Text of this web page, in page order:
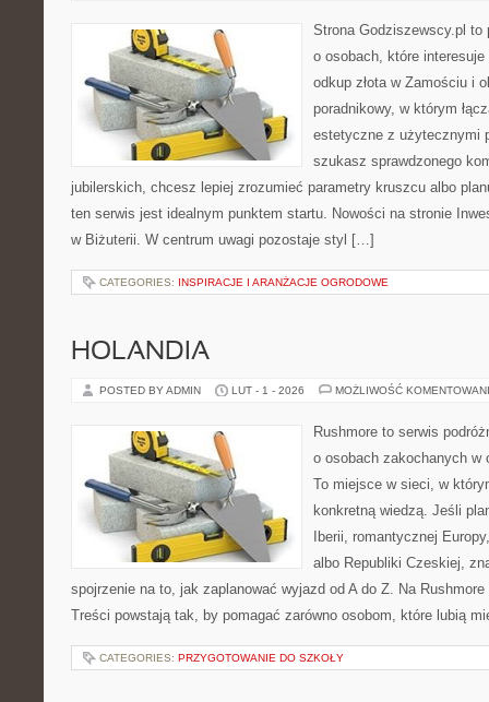
Strona Godziszewscy.pl
o osobach, które
odkup złota w Zamościu i
poradnikowy, w którym
estetyczne z użytecznymi
szukasz sprawdzonego
jubilerskich, chcesz lepiej zrozumieć parametry kruszcu albo
ten serwis jest idealnym punktem startu. Nowości na stronie
w Biżuterii. W centrum uwagi pozostaje styl […]
CATEGORIES: INSPIRACJE I ARANŻACJE OGRODOWE
HOLANDIA
POSTED BY ADMIN LUT - 1 - 2026 MOŻLIWOŚĆ
Rushmore to serwis
o osobach zakochanych w
To miejsce w sieci, w
konkretną wiedzą. Jeśli
Iberii, romantycznej
albo Republiki Czeskiej,
spojrzenie na to, jak zaplanować wyjazd od A do Z. Na
Treści powstają tak, by pomagać zarówno osobom, które lubią
CATEGORIES: PRZYGOTOWANIE DO SZKOŁY